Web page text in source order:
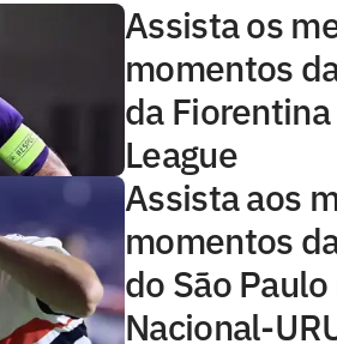
Assista os
momentos
da
League
Assista aos
momentos
do São
Nacional-